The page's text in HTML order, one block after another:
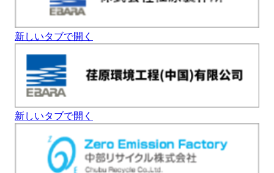
新しいタブで開く
新しいタブで開く